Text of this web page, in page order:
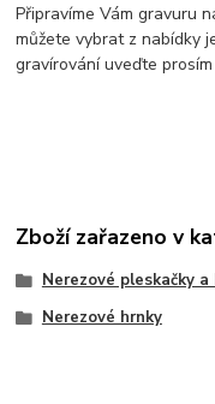
Připravíme Vám gravuru
můžete vybrat z nabídky
gravírování uveďte
Zboží zařazeno v
Nerezové pleskačky a
Nerezové hrnky